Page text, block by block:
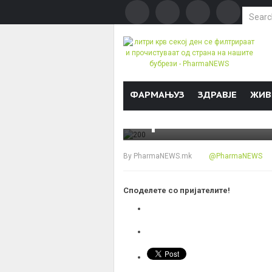
Search
ФАРМАЊУЗ ЗДРАВЈЕ
БРОЈКИ & ФАКТИ
литри крв
страна на
By PharmaNEWS.mk @PharmaNEWS
Споделете со пријателите!